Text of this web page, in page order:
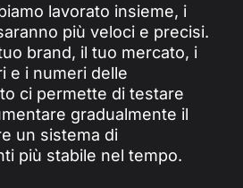
lavorato insieme, i
più veloci e precisi.
brand, il tuo mercato, i
e i numeri delle
ci permette di testare
gradualmente il
un sistema di
più stabile nel tempo.